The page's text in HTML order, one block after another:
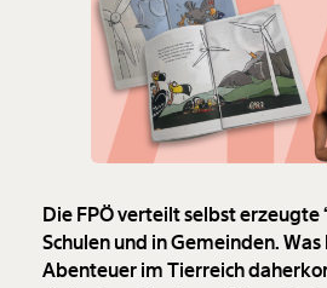
Die FPÖ verteilt selbst erzeugte
Schulen und in Gemeinden.
Abenteuer im Tierreich